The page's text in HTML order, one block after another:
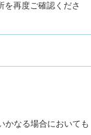
を再度ご確認くださ
かなる場合においても